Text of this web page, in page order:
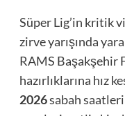
Süper Lig’in kritik
zirve yarışında
RAMS Başakşehir
hazırlıklarına hız
2026sabah